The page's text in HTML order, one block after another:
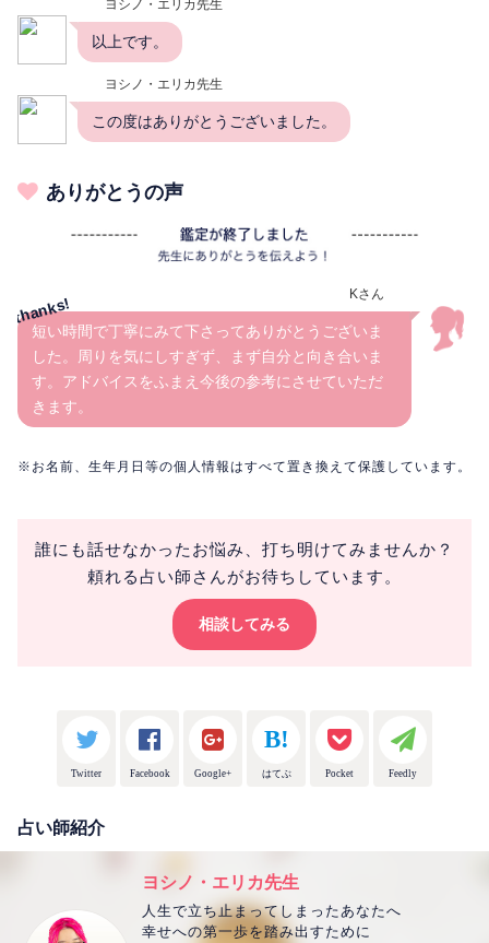
ヨシノ・エリカ先生
以上です。
ヨシノ・エリカ先生
この度はありがとうございました。
ありがとうの声
Kさん
短い時間で丁寧にみて下さってありがとうございま
した。周りを気にしすぎず、まず自分と向き合いま
す。アドバイスをふまえ今後の参考にさせていただ
きます。
※お名前、生年月日等の個人情報はすべて置き換えて保護しています。
誰にも話せなかったお悩み、打ち明けてみませんか？
頼れる占い師さんがお待ちしています。
相談してみる
Twitter Facebook Google+ はてぶ Pocket Feedly
占い師紹介
ヨシノ・エリカ先生
人生で立ち止まってしまったあなたへ
幸せへの第一歩を踏み出すために